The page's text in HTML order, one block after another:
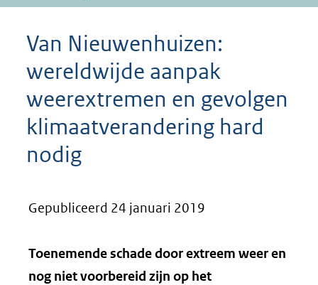
Van Nieuwenhuizen:
wereldwijde aanpak
weerextremen en gevolgen
klimaatverandering hard
nodig
Gepubliceerd 24 januari 2019
Toenemende schade door extreem weer en
nog niet voorbereid zijn op het